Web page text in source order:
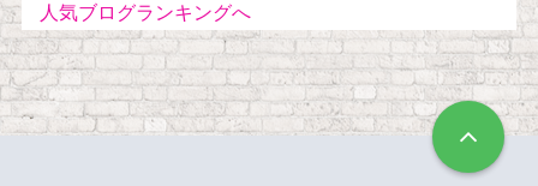
人気ブログランキングへ